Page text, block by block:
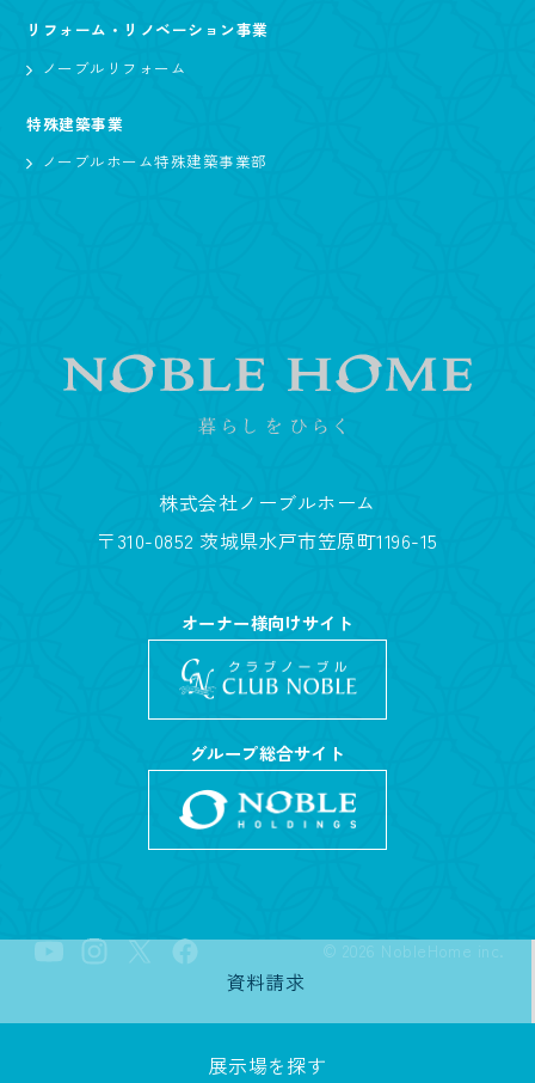
リフォーム・リノベーション事業
ノーブルリフォーム
特殊建築事業
ノーブルホーム特殊建築事業部
株式会社ノーブルホーム
〒310-0852 茨城県水戸市笠原町1196-15
オーナー様向けサイト
グループ総合サイト
© 2026 NobleHome inc.
資料請求
展示場を探す